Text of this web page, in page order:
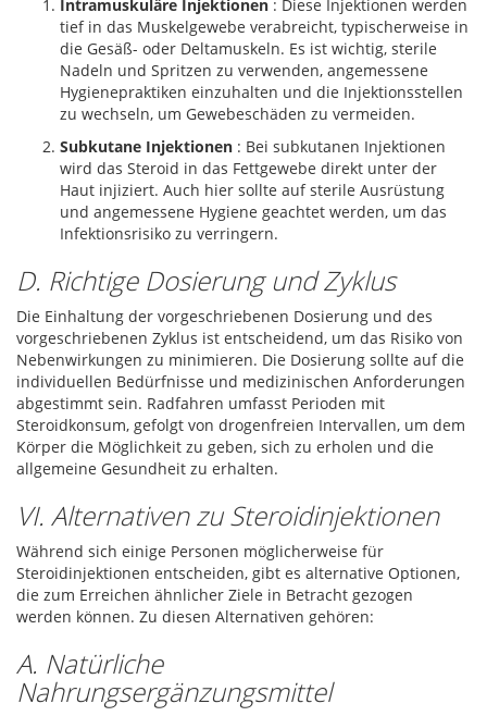
Intramuskuläre Injektionen : Diese Injektionen werden
tief in das Muskelgewebe verabreicht, typischerweise in
die Gesäß- oder Deltamuskeln. Es ist wichtig, sterile
Nadeln und Spritzen zu verwenden, angemessene
Hygienepraktiken einzuhalten und die Injektionsstellen
zu wechseln, um Gewebeschäden zu vermeiden.
Subkutane Injektionen : Bei subkutanen Injektionen
wird das Steroid in das Fettgewebe direkt unter der
Haut injiziert. Auch hier sollte auf sterile Ausrüstung
und angemessene Hygiene geachtet werden, um das
Infektionsrisiko zu verringern.
D. Richtige Dosierung und Zyklus
Die Einhaltung der vorgeschriebenen Dosierung und des
vorgeschriebenen Zyklus ist entscheidend, um das Risiko von
Nebenwirkungen zu minimieren. Die Dosierung sollte auf die
individuellen Bedürfnisse und medizinischen Anforderungen
abgestimmt sein. Radfahren umfasst Perioden mit
Steroidkonsum, gefolgt von drogenfreien Intervallen, um dem
Körper die Möglichkeit zu geben, sich zu erholen und die
allgemeine Gesundheit zu erhalten.
VI. Alternativen zu Steroidinjektionen
Während sich einige Personen möglicherweise für
Steroidinjektionen entscheiden, gibt es alternative Optionen,
die zum Erreichen ähnlicher Ziele in Betracht gezogen
werden können. Zu diesen Alternativen gehören:
A. Natürliche
Nahrungsergänzungsmittel